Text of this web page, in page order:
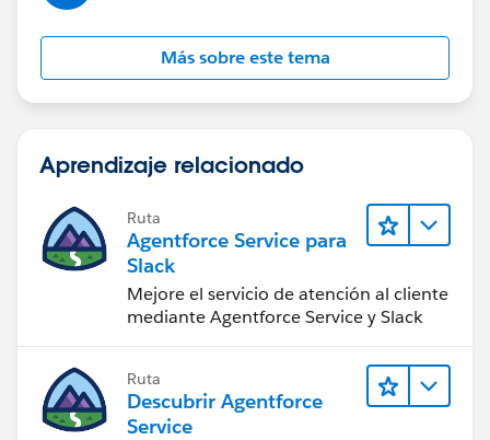
Más sobre este tema
Aprendizaje relacionado
Ruta
Agentforce Service para
Slack
Mejore el servicio de atención al cliente
mediante Agentforce Service y Slack
Ruta
Descubrir Agentforce
Service